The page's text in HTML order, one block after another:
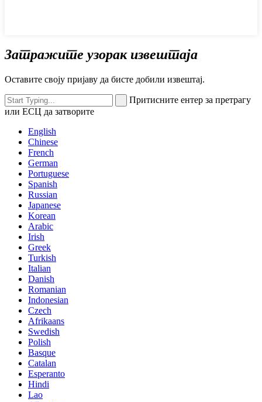
Затражите узорак извештаја
Оставите своју пријаву да бисте добили извештај.
Притисните ентер за претрагу
или ЕСЦ да затворите
English
Chinese
French
German
Portuguese
Spanish
Russian
Japanese
Korean
Arabic
Irish
Greek
Turkish
Italian
Danish
Romanian
Indonesian
Czech
Afrikaans
Swedish
Polish
Basque
Catalan
Esperanto
Hindi
Lao